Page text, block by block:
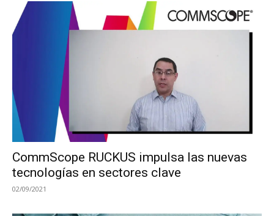
CommScope RUCKUS impulsa las nuevas
tecnologías en sectores clave
02/09/2021